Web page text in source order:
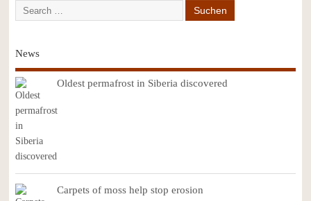
News
Oldest permafrost in Siberia discovered
Carpets of moss help stop erosion